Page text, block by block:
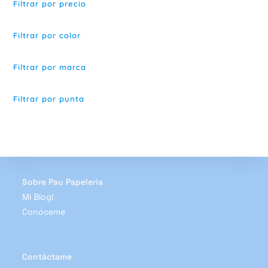
Filtrar por precio
Filtrar por color
Filtrar por marca
Filtrar por punta
Sobre Pau Papelería
Mi Blog!
Conóceme
Contáctame